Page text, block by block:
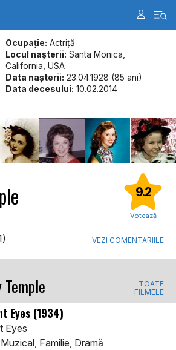
Ocupație: Actriţă
Locul naşterii: Santa Monica,
California, USA
Data naşterii: 23.04.1928 (85 ani)
Data decesului: 10.02.2014
9.2
Votează
VEZI COMENTARIILE
TOATE
FILMELE
Eyes (1934)
Eyes
Familie, Dramă